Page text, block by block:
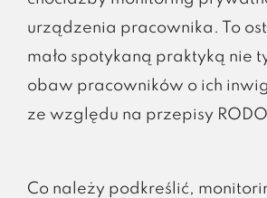
urządzenia pracownika. To
mało spotykaną praktyką nie
obaw pracowników o ich
ze względu na przepisy
Co należy podkreślić,